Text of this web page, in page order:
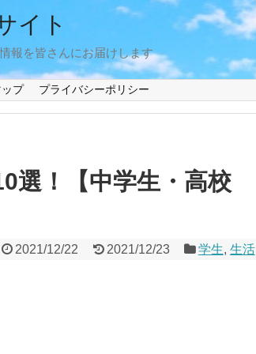
イト
報を皆さんにお届けします
プ プライバシーポリシー
選！【中学生・高校
2021/12/22 2021/12/23 学生, 生活